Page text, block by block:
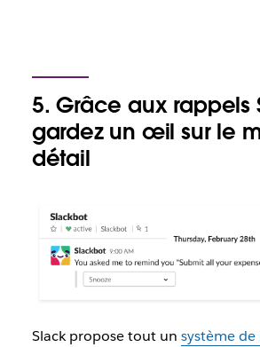
5. Grâce aux rappels
gardez un œil sur le
détail
Slack propose tout un système de